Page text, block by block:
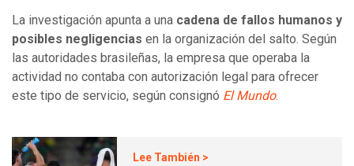
La investigación apunta a una cadena de fallos humanos y
posibles negligencias en la organización del salto. Según
las autoridades brasileñas, la empresa que operaba la
actividad no contaba con autorización legal para ofrecer
este tipo de servicio, según consignó El Mundo.
Lee También >